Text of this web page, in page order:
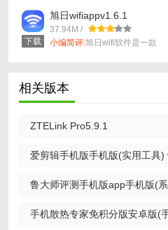
【ZTELink手机版技巧】
1. 快速连接：首次使用前，请确
2. 自定义设置：用户可以根据自
3. 定时任务：可以通过ZTELink
【ZTELink手机版内容】
1. 设备管理：包括设备的基本信
2. 应用中心：提供丰富的应用程
下载
旭日wifiappv1.6.1
37.94M /
小编简评:旭日wifi软件是一款
相关版本
ZTELink Pro5.9.1
爱剪辑手机版手机版(实用工具)
鲁大师评测手机版app手机版(
免费版
手机散热专家免积分版安卓版(